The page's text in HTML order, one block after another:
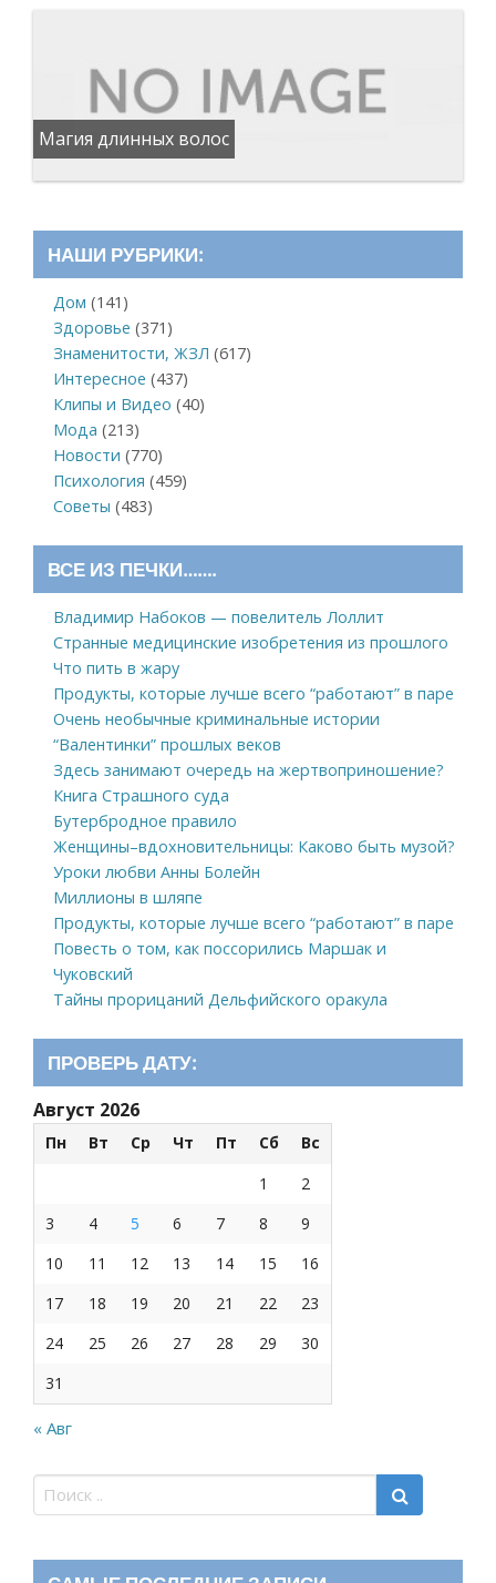
Магия длинных волос
НАШИ РУБРИКИ:
Дом (141)
Здоровье (371)
Знаменитости, ЖЗЛ (617)
Интересное (437)
Клипы и Видео (40)
Мода (213)
Новости (770)
Психология (459)
Советы (483)
ВСЕ ИЗ ПЕЧКИ…….
Владимир Набоков — повелитель Лоллит
Странные медицинские изобретения из прошлого
Что пить в жару
Продукты, которые лучше всего “работают” в паре
Очень необычные криминальные истории
“Валентинки” прошлых веков
Здесь занимают очередь на жертвоприношение?
Книга Страшного суда
Бутербродное правило
Женщины–вдохновительницы: Каково быть музой?
Уроки любви Анны Болейн
Миллионы в шляпе
Продукты, которые лучше всего “работают” в паре
Повесть о том, как поссорились Маршак и
Чуковский
Тайны прорицаний Дельфийского оракула
ПРОВЕРЬ ДАТУ:
Август 2026
Пн Вт Ср Чт Пт Сб
Вс
1
2
3
4 5 6 7 8
9
10
11 12 13 14 15
16
17
18 19 20 21 22
23
24
25 26 27 28 29
30
31
« Авг